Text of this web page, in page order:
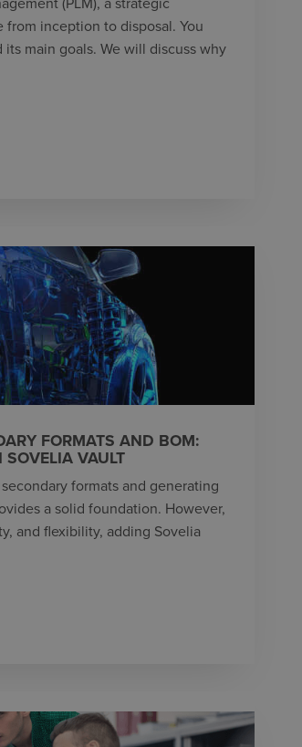
(PLM), a strategic
from inception to disposal. You
main goals. We will discuss why
FORMATS AND BOM:
VAULT
formats and generating
a solid foundation. However,
and flexibility, adding Sovelia